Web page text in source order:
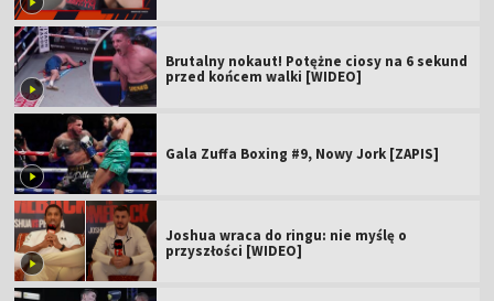
Brutalny nokaut! Potężne ciosy na 6 sekund
przed końcem walki [WIDEO]
Gala Zuffa Boxing #9, Nowy Jork [ZAPIS]
Joshua wraca do ringu: nie myślę o
przyszłości [WIDEO]